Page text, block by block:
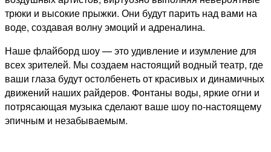
трюки и высокие прыжки. Они будут парить над вами на
воде, создавая волну эмоций и адреналина.
Наше флайборд шоу — это удивление и изумление для
всех зрителей. Мы создаем настоящий водный театр, где
ваши глаза будут остолбенеть от красивых и динамичных
движений наших райдеров. Фонтаны воды, яркие огни и
потрясающая музыка сделают ваше шоу по-настоящему
эпичным и незабываемым.